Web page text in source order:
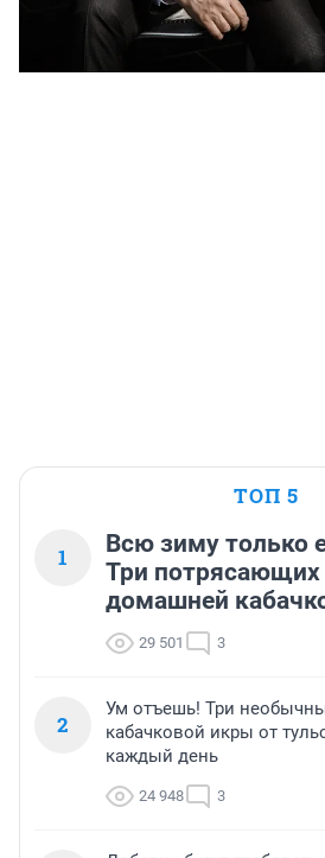
ТОП 5
1
Всю зиму только
Три потрясающих
домашней
29 501 3
2
Ум отъешь! Три
кабачковой икры от
каждый день
24 948 3